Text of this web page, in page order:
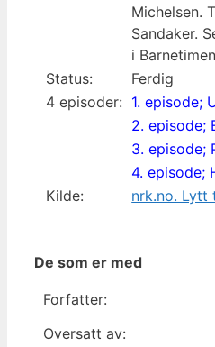
Michelsen.
Sandaker.
i
Status:
Ferdig
4 episoder: 1. episode;
2. episode;
3. episode;
4. episode;
Kilde:
nrk.no. Lytt
De som er med
Forfatter:
Oversatt av: